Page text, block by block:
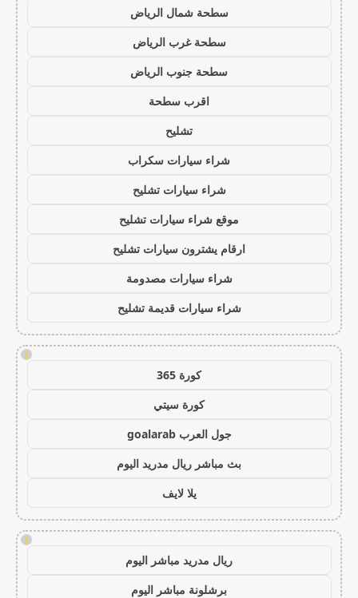
سطحة شمال الرياض
سطحة غرب الرياض
سطحة جنوب الرياض
اقرب سطحة
تشليح
شراء سيارات سكراب
شراء سيارات تشليح
موقع شراء سيارات تشليح
ارقام يشترون سيارات تشليح
شراء سيارات مصدومة
شراء سيارات قديمة تشليح
!
كورة 365
كورة سيتي
جول العرب goalarab
بث مباشر ريال مدريد اليوم
يلا لايف
!
ريال مدريد مباشر اليوم
برشلونة مباشر اليوم